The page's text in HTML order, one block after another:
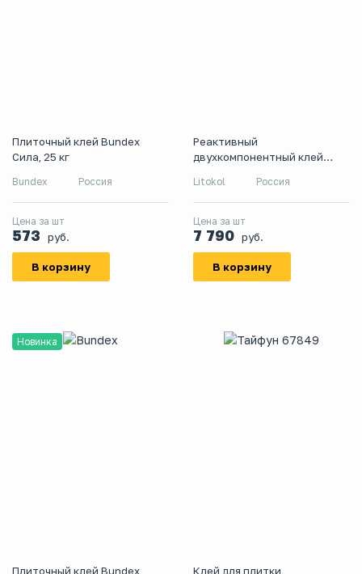
Плиточный клей Bundex
Сила, 25 кг
Bundex Россия
Цена за шт
573 руб.
В корзину
Реактивный
двухкомпонентный клей
Litokol Россия
Цена за шт
7 790 руб.
В корзину
Новинка
Плиточный клей Bundex
Клей для плитки